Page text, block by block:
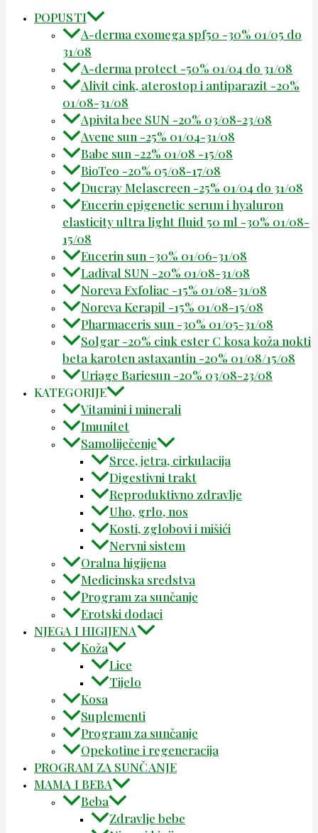
POPUSTI
A-derma exomega spf50 -30% 01/05 do
31/08
A-derma protect -50% 01/04 do 31/08
Alivit cink, aterostop i antiparazit -20%
01/08-31/08
Apivita bee SUN -20% 03/08-23/08
Avene sun -25% 01/04-31/08
Babe sun -22% 01/08 -15/08
BioTeo -20% 05/08-17/08
Ducray Melascreen -25% 01/04 do 31/08
Eucerin epigenetic serum i hyaluron
elasticity ultra light fluid 50 ml -30% 01/08-
15/08
Eucerin sun -30% 01/06-31/08
Ladival SUN -20% 01/08-31/08
Noreva Exfoliac -15% 01/08-31/08
Noreva Kerapil -15% 01/08-15/08
Pharmaceris sun -30% 01/05-31/08
Solgar -20% cink ester C kosa koža nokti
beta karoten astaxantin -20% 01/08/15/08
Uriage Bariesun -20% 03/08-23/08
KATEGORIJE
Vitamini i minerali
Imunitet
Samoliječenje
Srce, jetra, cirkulacija
Digestivni trakt
Reproduktivno zdravlje
Uho, grlo, nos
Kosti, zglobovi i mišići
Nervni sistem
Oralna higijena
Medicinska sredstva
Program za sunčanje
Erotski dodaci
NJEGA I HIGIJENA
Koža
Lice
Tijelo
Kosa
Suplementi
Program za sunčanje
Opekotine i regeneracija
PROGRAM ZA SUNČANJE
MAMA I BEBA
Beba
Zdravlje bebe